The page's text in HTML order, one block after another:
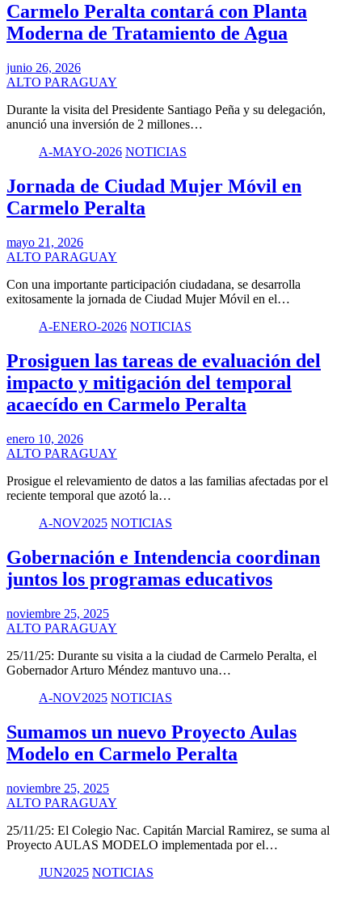
Carmelo Peralta contará con Planta
Moderna de Tratamiento de Agua
junio 26, 2026
ALTO PARAGUAY
Durante la visita del Presidente Santiago Peña y su delegación,
anunció una inversión de 2 millones…
A-MAYO-2026 NOTICIAS
Jornada de Ciudad Mujer Móvil en
Carmelo Peralta
mayo 21, 2026
ALTO PARAGUAY
Con una importante participación ciudadana, se desarrolla
exitosamente la jornada de Ciudad Mujer Móvil en el…
A-ENERO-2026 NOTICIAS
Prosiguen las tareas de evaluación del
impacto y mitigación del temporal
acaecído en Carmelo Peralta
enero 10, 2026
ALTO PARAGUAY
Prosigue el relevamiento de datos a las familias afectadas por el
reciente temporal que azotó la…
A-NOV2025 NOTICIAS
Gobernación e Intendencia coordinan
juntos los programas educativos
noviembre 25, 2025
ALTO PARAGUAY
25/11/25: Durante su visita a la ciudad de Carmelo Peralta, el
Gobernador Arturo Méndez mantuvo una…
A-NOV2025 NOTICIAS
Sumamos un nuevo Proyecto Aulas
Modelo en Carmelo Peralta
noviembre 25, 2025
ALTO PARAGUAY
25/11/25: El Colegio Nac. Capitán Marcial Ramirez, se suma al
Proyecto AULAS MODELO implementada por el…
JUN2025 NOTICIAS